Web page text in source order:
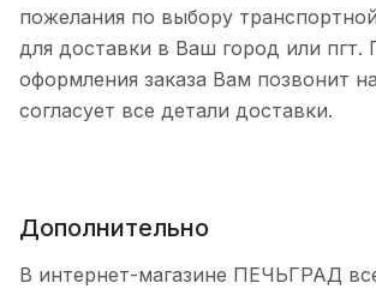
пожелания по выбору
для доставки в Ваш город или пгт.
оформления заказа Вам позвонит
согласует все детали доставки.
Дополнительно
В интернет-магазине ПЕЧЬГРАД